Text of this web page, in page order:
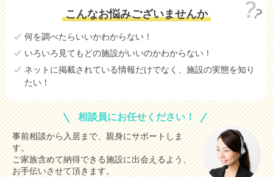
こんなお悩みございませんか
何を調べたらいいかわからない！
いろいろ見てもどの施設がいいのかわからない！
ネットに掲載されている情報だけでなく、施設の実態を知り
たい！
相談員にお任せください！
事前相談から入居まで、親身にサポートしま
す。
ご家族含めて納得できる施設に出会えるよう、
お手伝いさせて頂きます。